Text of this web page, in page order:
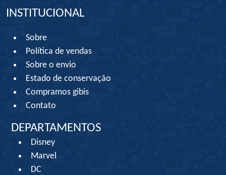
INSTITUCIONAL
Sobre
Política de vendas
Sobre o envio
Estado de conservação
Compramos gibis
Contato
DEPARTAMENTOS
Disney
Marvel
DC